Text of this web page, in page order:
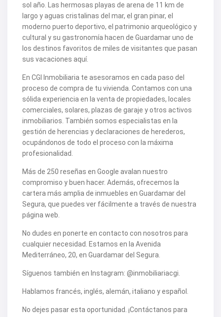
V2483
V2487
V2488
V2489
V2491
V2493
V2494
V2496
V2498
V2499
V2502
V2503
V2505
V2506
V2507
V2508
V2512
V2514
V2516
V2518
V2520
V2522
V2531
V2532
V2533
V2536
V2537
V2538
V2544
sol año. Las hermosas playas de arena de 11 km de
largo y aguas cristalinas del mar, el gran pinar, el
moderno puerto deportivo, el patrimonio arqueológico y
cultural y su gastronomía hacen de Guardamar uno de
los destinos favoritos de miles de visitantes que pasan
sus vacaciones aquí.
En CGI Inmobiliaria te asesoramos en cada paso del
proceso de compra de tu vivienda. Contamos con una
sólida experiencia en la venta de propiedades, locales
comerciales, solares, plazas de garaje y otros activos
inmobiliarios. También somos especialistas en la
gestión de herencias y declaraciones de herederos,
ocupándonos de todo el proceso con la máxima
profesionalidad.
Más de 250 reseñas en Google avalan nuestro
compromiso y buen hacer. Además, ofrecemos la
cartera más amplia de inmuebles en Guardamar del
Segura, que puedes ver fácilmente a través de nuestra
página web.
No dudes en ponerte en contacto con nosotros para
cualquier necesidad. Estamos en la Avenida
Mediterráneo, 20, en Guardamar del Segura.
Síguenos también en Instagram: @inmobiliariacgi.
Hablamos francés, inglés, alemán, italiano y español.
No dejes pasar esta oportunidad. ¡Contáctanos para